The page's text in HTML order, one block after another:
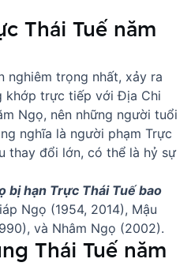
Thái Tuế năm
nghiêm trọng nhất, xảy ra
khớp trực tiếp với Địa Chi
Ngọ, nên những người tuổi
nghĩa là người phạm Trực
thay đổi lớn, có thể là hỷ sự
bị hạn Trực Thái Tuế bao
Ngọ (1954, 2014), Mậu
và Nhâm Ngọ (2002).
Thái Tuế năm